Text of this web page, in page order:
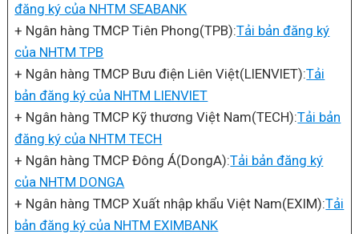
đăng ký của NHTM SEABANK
+ Ngân hàng TMCP Tiên Phong(TPB):Tải bản đăng ký
của NHTM TPB
+ Ngân hàng TMCP Bưu điện Liên Việt(LIENVIET):Tải
bản đăng ký của NHTM LIENVIET
+ Ngân hàng TMCP Kỹ thương Việt Nam(TECH):Tải bản
đăng ký của NHTM TECH
+ Ngân hàng TMCP Đông Á(DongA):Tải bản đăng ký
của NHTM DONGA
+ Ngân hàng TMCP Xuất nhập khẩu Việt Nam(EXIM):Tải
bản đăng ký của NHTM EXIMBANK